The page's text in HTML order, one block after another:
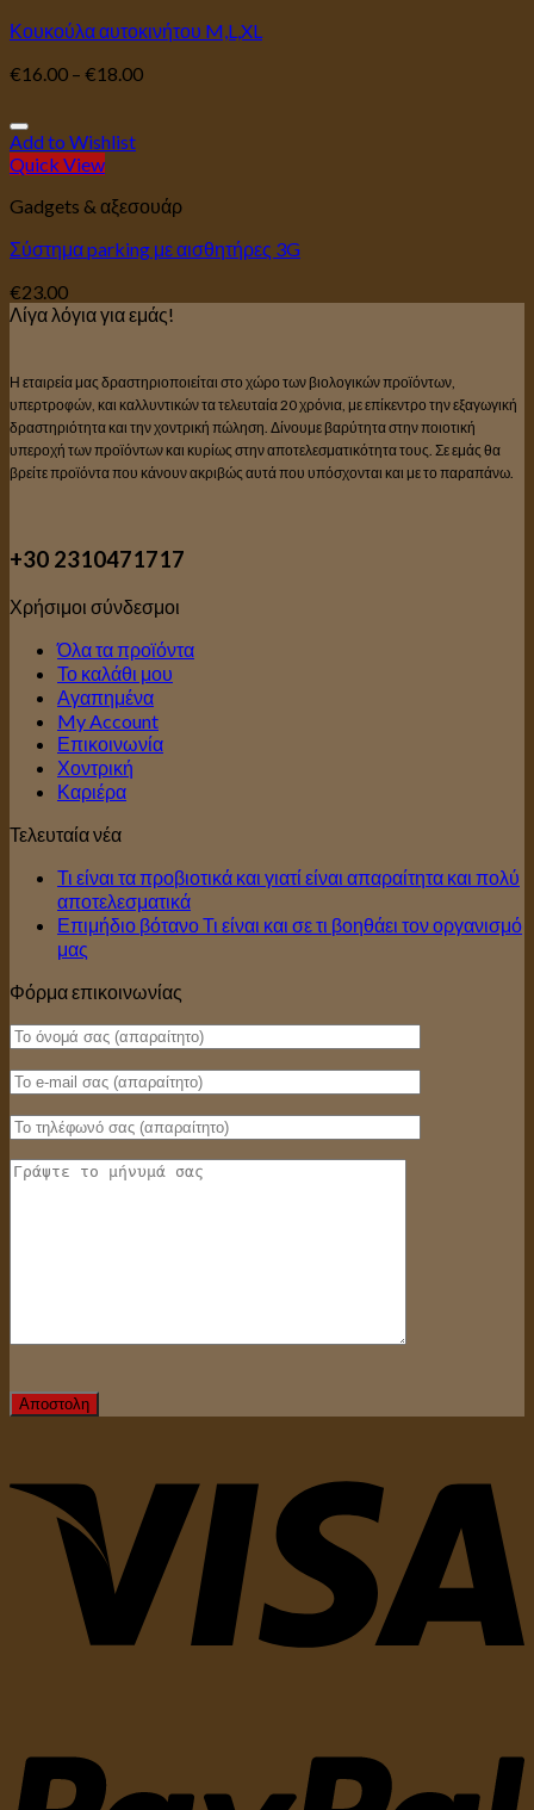
Κουκούλα αυτοκινήτου M,L,XL
€16.00 – €18.00
Add to Wishlist
Quick View
Gadgets & αξεσουάρ
Σύστημα parking με αισθητήρες 3G
€23.00
Λίγα λόγια για εμάς!
Η εταιρεία μας δραστηριοποιείται στο χώρο των βιολογικών προϊόντων,
υπερτροφών, και καλλυντικών τα τελευταία 20 χρόνια, με επίκεντρο την εξαγωγική
δραστηριότητα και την χοντρική πώληση. Δίνουμε βαρύτητα στην ποιοτική
υπεροχή των προϊόντων και κυρίως στην αποτελεσματικότητα τους. Σε εμάς θα
βρείτε προϊόντα που κάνουν ακριβώς αυτά που υπόσχονται και με το παραπάνω.
+30 2310471717
Χρήσιμοι σύνδεσμοι
Όλα τα προϊόντα
Το καλάθι μου
Αγαπημένα
My Account
Επικοινωνία
Χοντρική
Καριέρα
Τελευταία νέα
Τι είναι τα προβιοτικά και γιατί είναι απαραίτητα και πολύ
αποτελεσματικά
Επιμήδιο βότανο Τι είναι και σε τι βοηθάει τον οργανισμό
μας
Φόρμα επικοινωνίας